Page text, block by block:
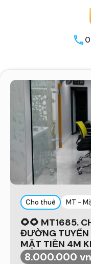
Cho thuê MT -
🌻🌻 MT1685.
ĐƯỜNG
MẶT TIỀN 4M
8.000.000